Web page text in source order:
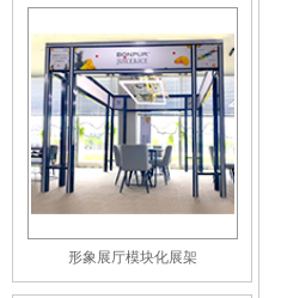
形象展厅模块化展架